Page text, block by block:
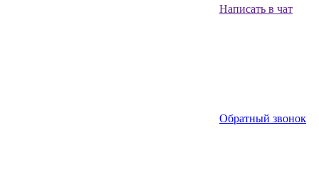
Написать в чат
Обратный звонок